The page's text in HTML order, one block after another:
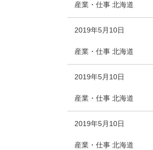
産業・仕事 北海道
2019年5月10日
産業・仕事 北海道
2019年5月10日
産業・仕事 北海道
2019年5月10日
産業・仕事 北海道